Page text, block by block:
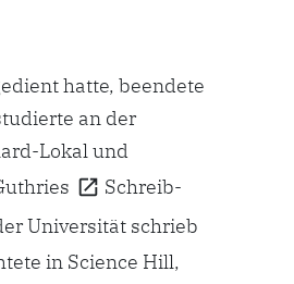
hatte, beendete
an der
Lokal und
Schreib-
Universität schrieb
in Science Hill,